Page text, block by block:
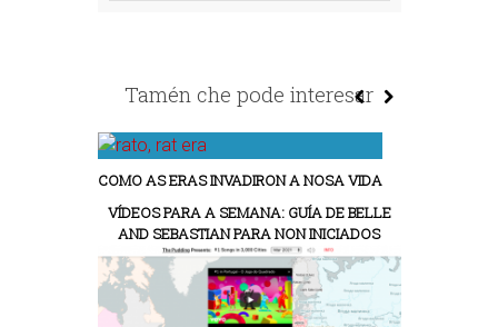
Tamén che pode interesar
COMO AS ERAS INVADIRON A NOSA VIDA
VÍDEOS PARA A SEMANA: GUÍA DE BELLE
AND SEBASTIAN PARA NON INICIADOS